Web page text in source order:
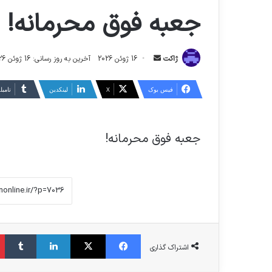
جعبه فوق محرمانه!
ژاکت
ارسال 16 ژوئن 2026 آخرین به روز رسانی: 16 ژوئن 2026
فیس بوک X لینکدین
جعبه فوق محرمانه!
اشتراک گذاری
فیس بوک X لینکدین